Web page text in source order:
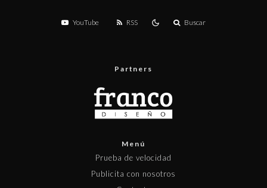
YouTube RSS Buscar
Partners
Menú
Prueba de velocidad
Publicita con nosotros